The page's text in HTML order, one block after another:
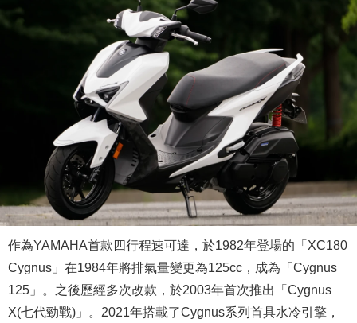
作為YAMAHA首款四行程速可達，於1982年登場的「XC180
Cygnus」在1984年將排氣量變更為125cc，成為「Cygnus
125」。之後歷經多次改款，於2003年首次推出「Cygnus
X(七代勁戰)」。2021年搭載了Cygnus系列首具水冷引擎，